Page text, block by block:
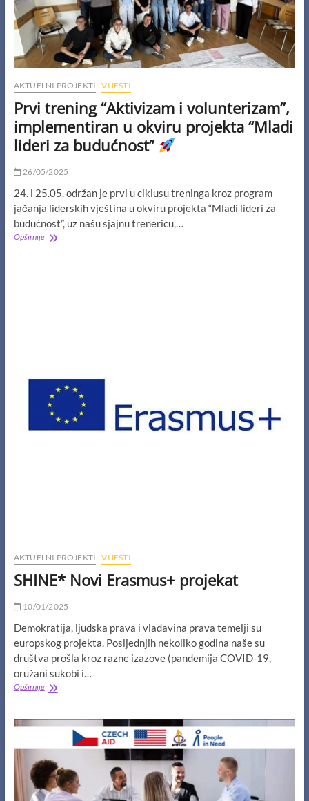
u
predivnom
Temišvaru,
Rumunija
AKTUELNI PROJEKTI VIJESTI
Prvi trening “Aktivizam i volunterizam”,
implementiran u okviru projekta “Mladi
lideri za budućnost”
26/05/2025
24. i 25.05. održan je prvi u ciklusu treninga kroz program
jačanja liderskih vještina u okviru projekta “Mladi lideri za
budućnost”, uz našu sjajnu trenericu,…
OpširnijePrvi
budućnost”
AKTUELNI PROJEKTI VIJESTI
SHINE* Novi Erasmus+ projekat
10/01/2025
Demokratija, ljudska prava i vladavina prava temelji su
europskog projekta. Posljednjih nekoliko godina naše su
društva prošla kroz razne izazove (pandemija COVID-19,
oružani sukobi i…
OpširnijeSHINE*
projekat